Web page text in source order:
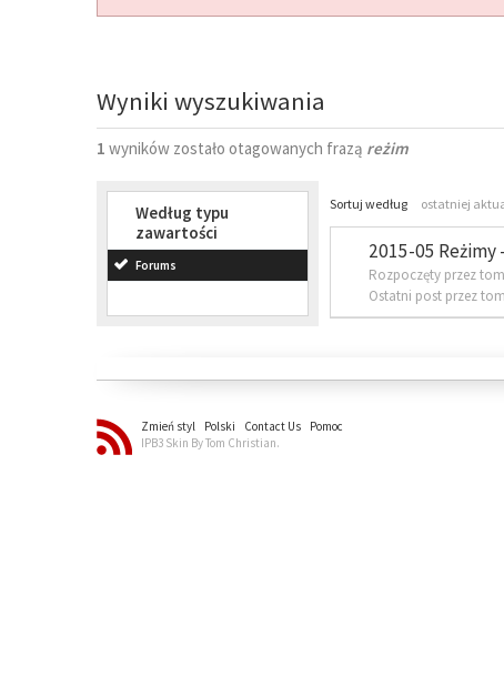
Wyniki wyszukiwania
1 wyników zostało otagowanych frazą reżim
Według typu
zawartości
Forums
Sortuj według ostatniej
2015-05 Reżimy
Rozpoczęty przez
Ostatni post przez
Zmień styl Polski Contact Us
Pomoc
IPB3 Skin By Tom Christian.